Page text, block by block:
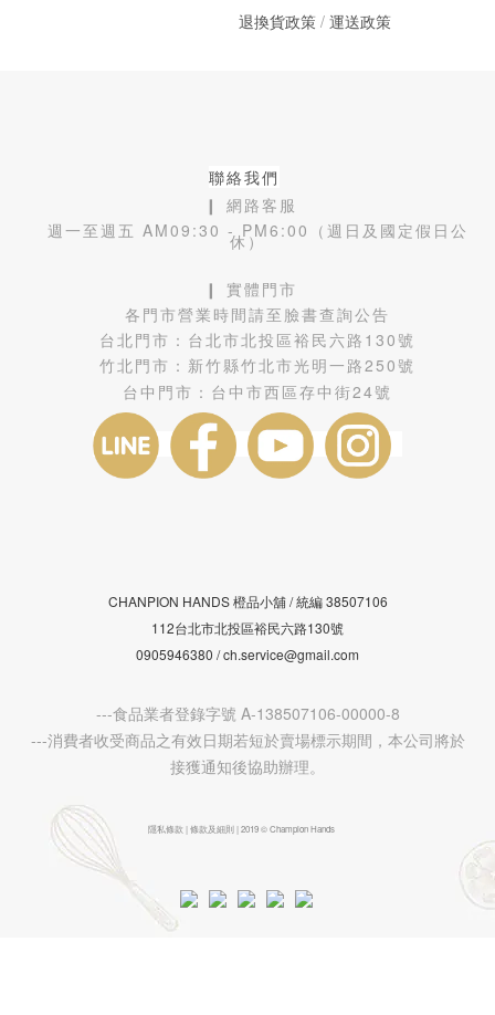
退換貨政策/ 運送政策
聯絡我們
❙ 網路客服
週一至週五 AM09:30 - PM6:00（週日及國定假日公
休）
❙ 實體門市
各門市營業時間請至臉書查詢公告
台北門市： 台北市北投區裕民六路130號
竹北門市： 新竹縣竹北市光明一路250號
台中門市： 台中市西區存中街24號
CHANPION HANDS 橙品小舖 /統編38507106
112台北市北投區裕民六路130號
0905946380 / ch.service@gmail.com
---食品業者登錄字號 A-138507106-00000-8
---消費者收受商品之有效日期若短於賣場標示期間，本公司將於
接獲通知後協助辦理。
隱私條款 | 條款及細則 | 2019 © Champion Hands